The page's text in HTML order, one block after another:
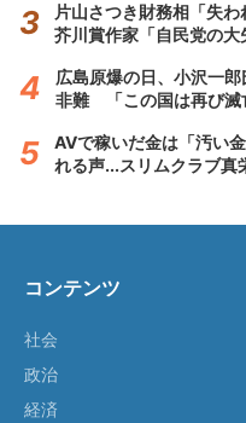
片山さつき財務相「失
芥川賞作家「自民党の大
広島原爆の日、小沢一
非難 「この国は再び滅
AVで稼いだ金は「汚い
れる声...スリムクラブ真
コンテンツ
社会
政治
経済